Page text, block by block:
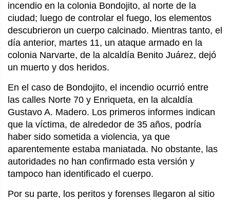
incendio en la colonia Bondojito, al norte de la
ciudad; luego de controlar el fuego, los elementos
descubrieron un cuerpo calcinado. Mientras tanto, el
día anterior, martes 11, un ataque armado en la
colonia Narvarte, de la alcaldía Benito Juárez, dejó
un muerto y dos heridos.
En el caso de Bondojito, el incendio ocurrió entre
las calles Norte 70 y Enriqueta, en la alcaldía
Gustavo A. Madero. Los primeros informes indican
que la víctima, de alrededor de 35 años, podría
haber sido sometida a violencia, ya que
aparentemente estaba maniatada. No obstante, las
autoridades no han confirmado esta versión y
tampoco han identificado el cuerpo.
Por su parte, los peritos y forenses llegaron al sitio